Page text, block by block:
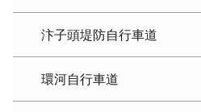
汴子頭堤防自行車道
環河自行車道